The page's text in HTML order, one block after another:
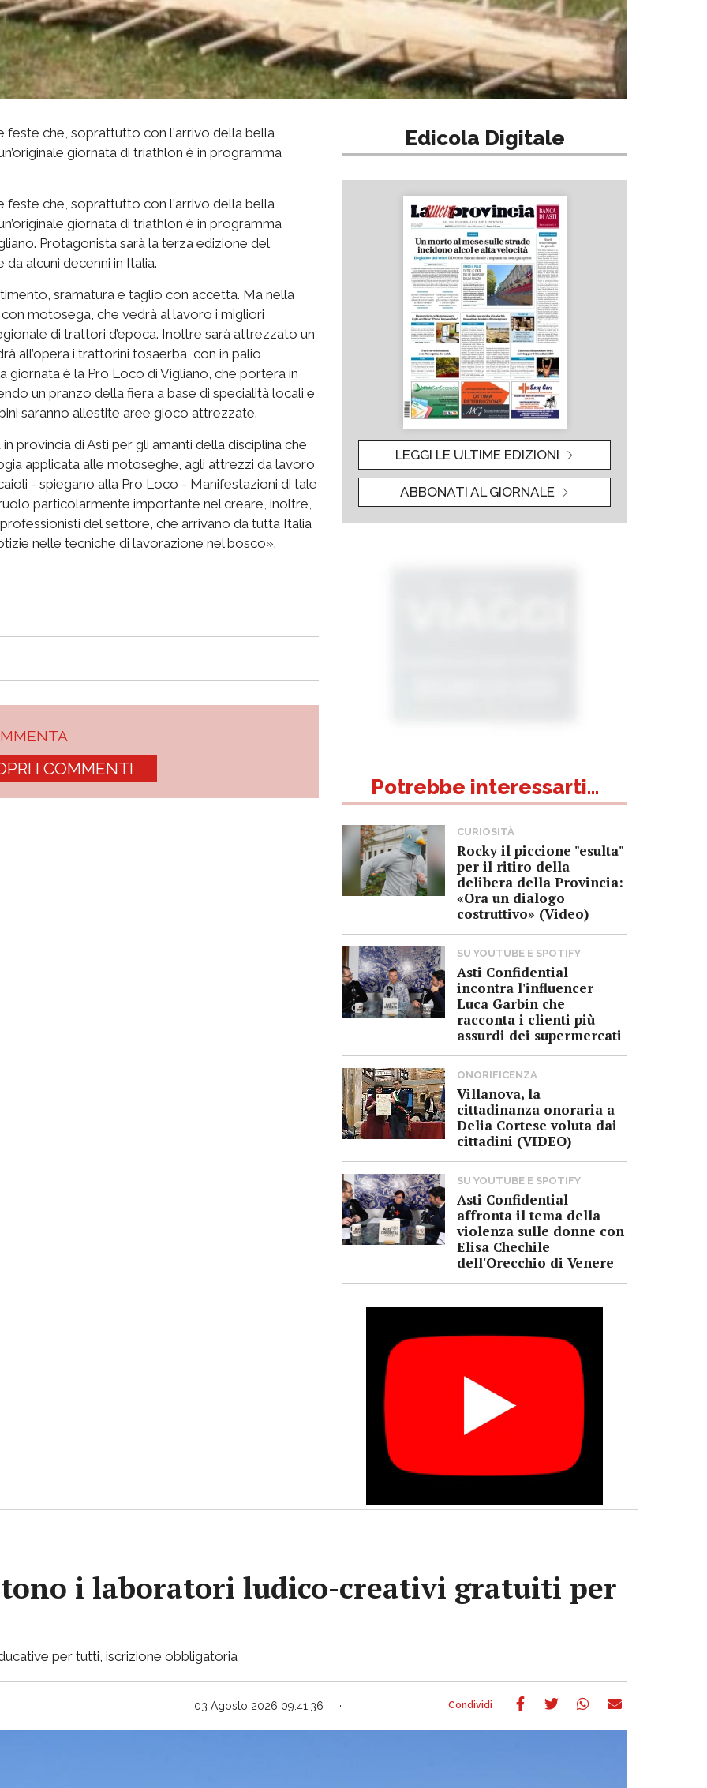
feste che, soprattutto con l'arrivo della bella
giornata di triathlon è in programma
feste che, soprattutto con l'arrivo della bella
giornata di triathlon è in programma
Protagonista sarà la terza edizione del
alcuni decenni in Italia.
sramatura e taglio con accetta. Ma nella
motosega, che vedrà al lavoro i migliori
di trattori d’epoca. Inoltre sarà attrezzato un
all’opera i trattorini tosaerba, con in palio
giornata è la Pro Loco di Vigliano, che porterà in
un pranzo della fiera a base di specialità locali e
saranno allestite aree gioco attrezzate.
provincia di Asti per gli amanti della disciplina che
applicata alle motoseghe, agli attrezzi da lavoro
- spiegano alla Pro Loco - Manifestazioni di tale
particolarmente importante nel creare, inoltre,
del settore, che arrivano da tutta Italia
nelle tecniche di lavorazione nel bosco».
I COMMENTI
Edicola Digitale
LEGGI LE ULTIME EDIZIONI
ABBONATI AL GIORNALE
Potrebbe interessarti...
CURIOSITÀ
Rocky il piccione "esulta"
per il ritiro della
delibera della Provincia:
«Ora un dialogo
costruttivo» (Video)
SU YOUTUBE E SPOTIFY
Asti Confidential
incontra l'influencer
Luca Garbin che
racconta i clienti più
assurdi dei supermercati
ONORIFICENZA
Villanova, la
cittadinanza onoraria a
Delia Cortese voluta dai
cittadini (VIDEO)
SU YOUTUBE E SPOTIFY
Asti Confidential
affronta il tema della
violenza sulle donne con
Elisa Chechile
dell'Orecchio di Venere
i laboratori ludico-creativi gratuiti per
per tutti, iscrizione obbligatoria
03 Agosto 2026 09:41:36